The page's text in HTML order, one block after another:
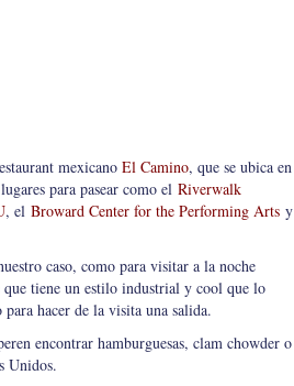
mexicano El Camino, que se ubica en
para pasear como el Riverwalk
, el Broward Center for the Performing Arts y
caso, como para visitar a la noche
tiene un estilo industrial y cool que lo
hacer de la visita una salida.
encontrar hamburguesas, clam chowder o
Unidos.